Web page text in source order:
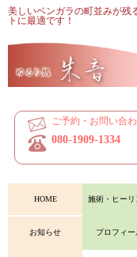
美しいベンガラの町並みが残
トに最適です！
ご予約・お問い合
080-1909-1334
HOME 施術・ヒーリ
お知らせ プロフィー